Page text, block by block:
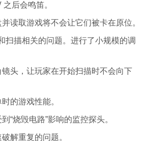
后会鸣笛。
读取游戏将不会让它们被卡在原位。
扫描相关的问题。进行了小规模的调
头，让玩家在开始扫描时不会向下
的游戏性能。
“烧毁电路”影响的监控探头。
解重复的问题。